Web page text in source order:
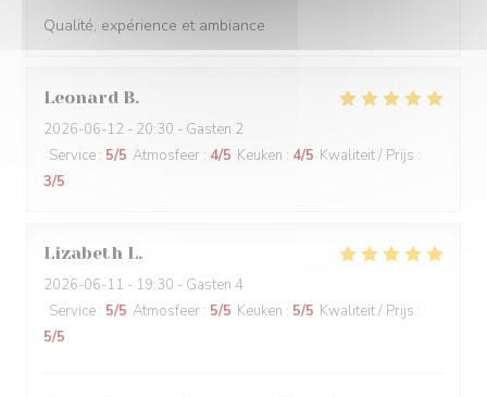
Qualité, expérience et ambiance
Leonard B
2026-06-12 - 20:30 - Gasten 2
Service : 5/5 Atmosfeer : 4/5 Keuken : 4/5 Kwaliteit / Prijs :
3/5
Lizabeth L
2026-06-11 - 19:30 - Gasten 4
Service : 5/5 Atmosfeer : 5/5 Keuken : 5/5 Kwaliteit / Prijs :
5/5